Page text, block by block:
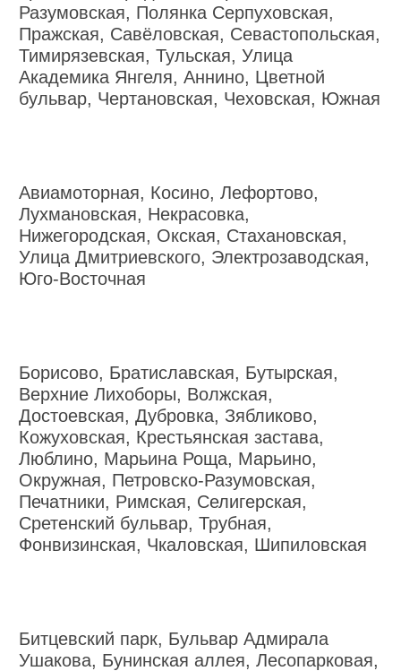
Разумовская, Полянка Серпуховская,
Пражская, Савёловская, Севастопольская,
Тимирязевская, Тульская, Улица
Академика Янгеля, Аннино, Цветной
бульвар, Чертановская, Чеховская, Южная
Авиамоторная, Косино, Лефортово,
Лухмановская, Некрасовка,
Нижегородская, Окская, Стахановская,
Улица Дмитриевского, Электрозаводская,
Юго-Восточная
Борисово, Братиславская, Бутырская,
Верхние Лихоборы, Волжская,
Достоевская, Дубровка, Зябликово,
Кожуховская, Крестьянская застава,
Люблино, Марьина Роща, Марьино,
Окружная, Петровско-Разумовская,
Печатники, Римская, Селигерская,
Сретенский бульвар, Трубная,
Фонвизинская, Чкаловская, Шипиловская
Битцевский парк, Бульвар Адмирала
Ушакова, Бунинская аллея, Лесопарковая,